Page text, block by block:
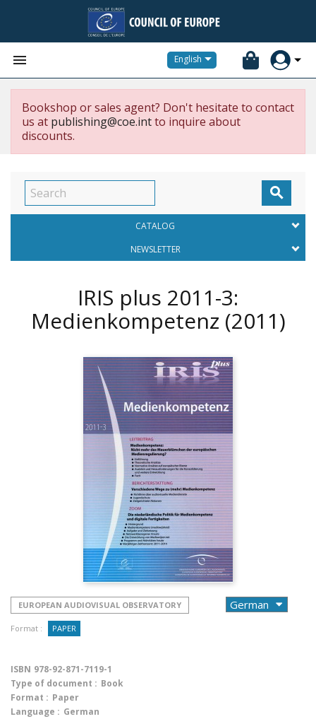
 English
Bookshop or sales agent? Don't hesitate to contact
us at publishing@coe.intto inquire about
discounts.

CATALOG
NEWSLETTER
IRIS plus 2011-3:
Medienkompetenz (2011)
EUROPEAN AUDIOVISUAL OBSERVATORY
Format : PAPER
ISBN 978-92-871-7119-1
Type of document : Book
Format : Paper
Language : German